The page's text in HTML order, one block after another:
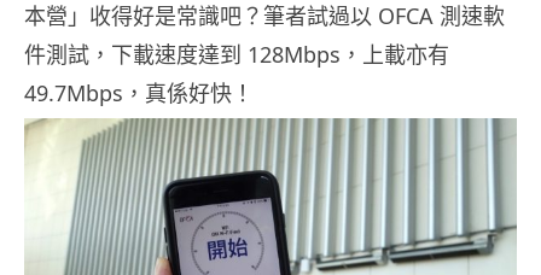
本營」收得好是常識吧？筆者試過以 OFCA 測速軟
件測試，下載速度達到 128Mbps，上載亦有
49.7Mbps，真係好快！